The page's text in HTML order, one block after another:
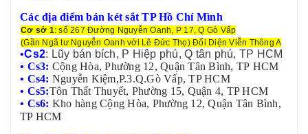
Các địa điểm bán két sắt TP Hồ Chí Mình
Cơ sở 1: số 267 Đường Nguyễn Oanh, P 17, Q Gò Vấp
(Gần Ngã tư Nguyễn Oanh với Lê Đức Thọ) Đối Diện Viễn Thông A
•Cs2: Lũy bán bích, P Hiệp phú, Q tân phú, TP HCM
• Cs3: Cộng Hòa, Phường 12, Quận Tân Bình, TP HCM
• Cs4: Nguyễn Kiệm,P.3.Q.Gò Vấp, TP HCM
• Cs5:Tôn Thất Thuyết, Phường 15, Quận 4, TP HCM
• Cs6: Kho hàng Cộng Hòa, Phường 12, Quận Tân Bình,
TP HCM